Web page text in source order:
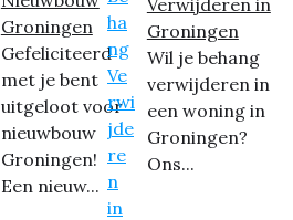
Groningen
Gefeliciteerd
met je bent
uitgeloot voor
nieuwbouw
Groningen!
Een nieuw...
Groningen
Wil je behang
verwijderen in
een woning in
Groningen?
Ons...